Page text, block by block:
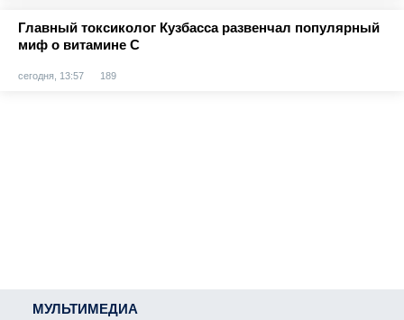
Главный токсиколог Кузбасса развенчал популярный
миф о витамине С
сегодня, 13:57 189
МУЛЬТИМЕДИА